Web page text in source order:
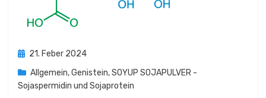
Posted
21. Feber 2024
Allgemein,Genistein,SOYUP SOJAPULVER -
Sojaspermidin und Sojaprotein